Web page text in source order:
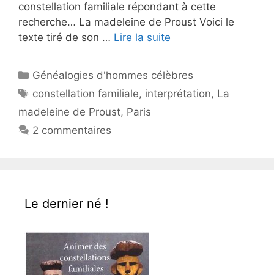
constellation familiale répondant à cette
recherche… La madeleine de Proust Voici le
texte tiré de son … Lire la suite
Catégories
Généalogies d'hommes célèbres
Étiquettes
constellation familiale, interprétation, La
madeleine de Proust, Paris
2 commentaires
Le dernier né !